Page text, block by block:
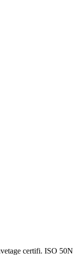
certifi. ISO 50N